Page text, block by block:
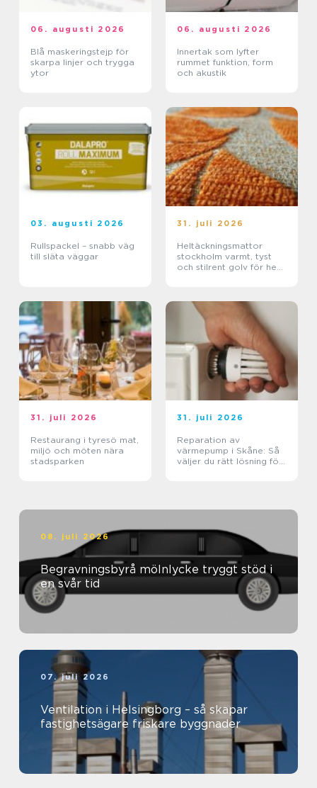
06. augusti 2026
Blå maskeringstejp för
skarpa linjer och trygga
ytor
06. augusti 2026
Innertak som lyfter
rummet funktion, form
och akustik
03. augusti 2026
Rullspackel – snabb väg
till släta väggar
31. juli 2026
Heltäckningsmattor
stockholm varmt, tyst
och stilrent golv för hem
31. juli 2026
Restaurang i tyresö mat,
miljö och möten nära
stadsparken
31. juli 2026
Reparation av
värmepump i Skåne: Så
väljer du rätt lösning för
08. juli 2026
Begravningsbyrå mölnlycke tryggt stöd i
en svår tid
07. juli 2026
Ventilation i Helsingborg – så skapar
fastighetsägare friskare byggnader